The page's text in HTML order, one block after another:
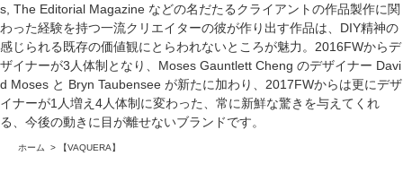
s, The Editorial Magazine などの名だたるクライアントの作品製作に関
わった経験を持つ一流クリエイターの彼が作り出す作品は、DIY精神の
感じられる既存の価値観にとらわれないところが魅力。2016FWからデ
ザイナーが3人体制となり、Moses Gauntlett Cheng のデザイナー Davi
d Moses と Bryn Taubensee が新たに加わり、2017FWからは更にデザ
イナーが1人増え4人体制に変わった、常に新鮮な驚きを与えてくれ
る、今後の動きに目が離せないブランドです。
ホーム > 【VAQUERA】